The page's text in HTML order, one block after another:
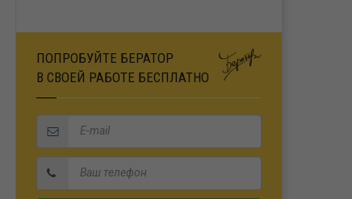
ПОПРОБУЙТЕ БЕРАТОР
В СВОЕЙ РАБОТЕ БЕСПЛАТНО